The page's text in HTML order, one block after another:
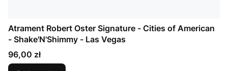
Atrament Robert Oster Signature - Cities of American
- Shake'N'Shimmy - Las Vegas
Cena
96,00 zł